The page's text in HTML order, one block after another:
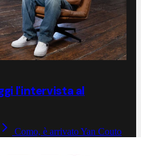
l'intervista al
Como, è arrivato Yan Couto